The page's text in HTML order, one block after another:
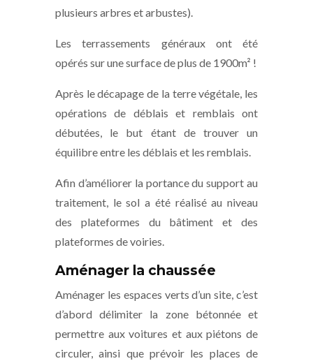
plusieurs arbres et arbustes).
Les terrassements généraux ont été
opérés sur une surface de plus de 1900m² !
Après le décapage de la terre végétale, les
opérations de déblais et remblais ont
débutées, le but étant de trouver un
équilibre entre les déblais et les remblais.
Afin d’améliorer la portance du support au
traitement, le sol a été réalisé au niveau
des plateformes du bâtiment et des
plateformes de voiries.
Aménager la chaussée
Aménager les espaces verts d’un site, c’est
d’abord délimiter la zone bétonnée et
permettre aux voitures et aux piétons de
circuler, ainsi que prévoir les places de